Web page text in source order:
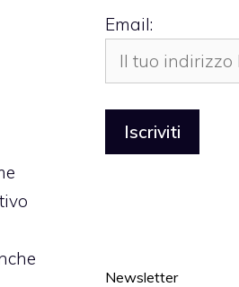
Email:
Newsletter